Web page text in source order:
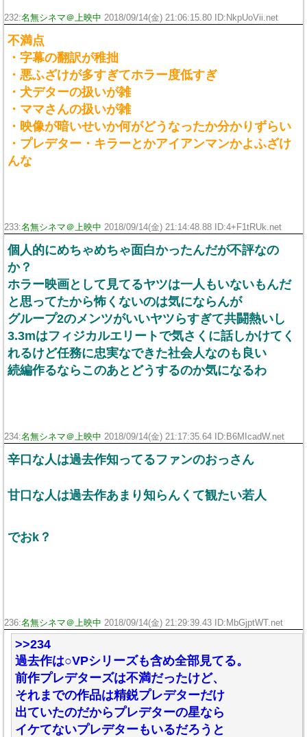
232:名無シネマ＠上映中 2018/09/14(金) 21:06:15.80 ID:NkpUoVii.net
不満点
・字幕の翻訳が稚拙
・悪ふざけが多すぎてホラー度低すぎ
・犬デターの扱いが雑
・ママさんの扱いが雑
・映像が暗いせいか何がどうなったか分かりずらい
・プレデター・キラーとかアイアンマンかよふざけ
んな
233:名無シネマ＠上映中 2018/09/14(金) 21:14:48.88 ID:4+F1tRUk.net
個人的にめちゃめちゃ面白かったんだが不評なの
か？
ホラー映画として見てるヤツは一人もいないもんだ
と思ってたから怖くないのは気にならんが
グループ2のメンツがいいヤツらすぎて共闘熱いし
3.3mはフィジカルエリートで気さくに話しかけてく
れるけど任務に忠実なできた社会人なのも良い
続編作るならこのあとどうするのか気になるわ
234:名無シネマ＠上映中 2018/09/14(金) 21:17:35.64 ID:B6MIcadW.net
辛口な人は過去作知ってるファンのおっさん
甘口な人は過去作あまり知らんくて観たい若人
でおk？
236:名無シネマ＠上映中 2018/09/14(金) 21:29:39.43 ID:MbGjptWT.net
>>234
過去作は○VPシリーズも含め全部見てる。
前作プレデターズは不満だったけど、
それまでの作品は精鋭プレデターだけ
出ていたのだからプレデターの星なら
イケてないプレデターもいるだろうと